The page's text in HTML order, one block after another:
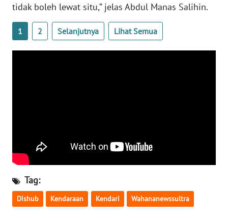
tidak boleh lewat situ,” jelas Abdul Manas Salihin.
1 2 Selanjutnya Lihat Semua
Tag:
Dishub Kendaraan Kendari Wahananewssultra
BABEL
BENGKULU
WN
LAMPUNG
WN